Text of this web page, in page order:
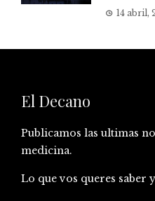
14 abril,
El Decano
Publicamos las ultimas
medicina.
Lo que vos queres saber